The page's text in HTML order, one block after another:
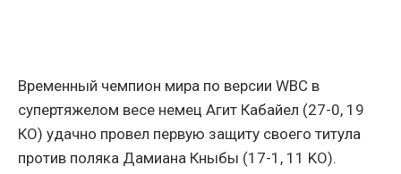
Временный чемпион мира по версии WBC в
супертяжелом весе немец Агит Кабайел (27-0, 19
КО) удачно провел первую защиту своего титула
против поляка Дамиана Кныбы (17-1, 11 KO).